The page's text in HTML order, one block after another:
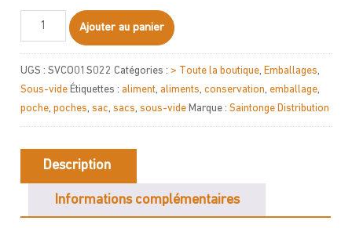
quantité
Sacs
sous-
vide
300x300
90
microns
Ajouter au panier
UGS :SVCO01S022 Catégories : > Toute la boutique,Emballages,
Sous-vide Étiquettes :aliment,aliments,conservation, emballage,
poche,poches,sac,sacs,sous-vide Marque :Saintonge Distribution
Description
Informations complémentaires